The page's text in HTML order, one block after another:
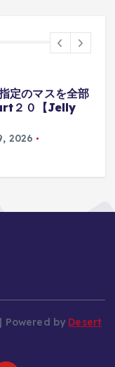
定のマスを全部
２０【Jelly
2026
Powered by Desert